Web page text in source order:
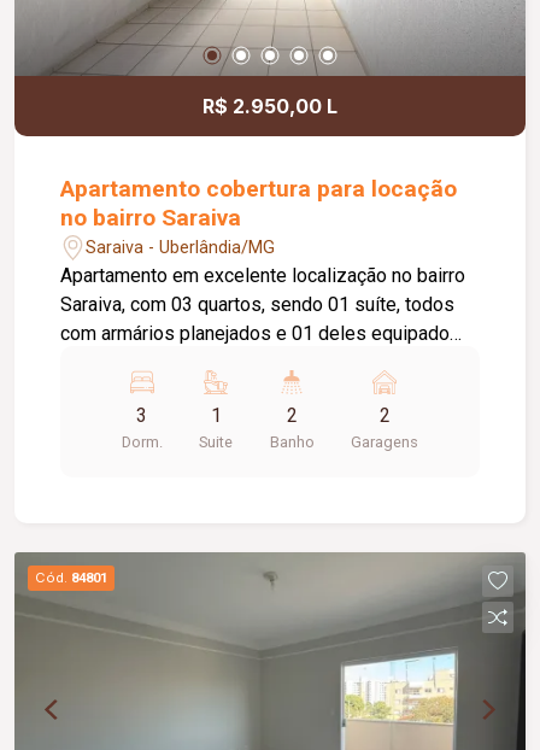
R$ 2.950,00 L
Apartamento cobertura para locação
no bairro Saraiva
Saraiva - Uberlândia/MG
Apartamento em excelente localização no bairro
Saraiva, com 03 quartos, sendo 01 suíte, todos
com armários planejados e 01 deles equipado
ambientes, sala de TV com ar-condicionado,
ampla sacada com acesso à suíte, cozinha com
armários, área de lavanderia, despensa, elevador
3
Dorm.
1
Suite
2
Banho
2
Garagens
Cód. 84801